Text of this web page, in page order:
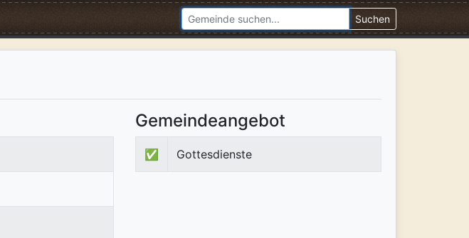
Suchen
Gemeindeangebot
✅ Gottesdienste